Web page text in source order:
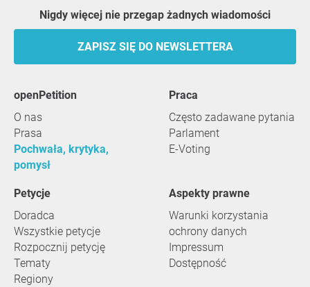
Nigdy więcej nie przegap żadnych wiadomości
ZAPISZ SIĘ DO NEWSLETTERA
openPetition
O nas
Prasa
Pochwała, krytyka,
pomysł
praca
Często zadawane pytania
Parlament
E-Voting
Petycje
Doradca
Wszystkie petycje
Rozpocznij petycję
Tematy
Regiony
Aspekty prawne
Warunki korzystania
ochrony danych
Impressum
Dostępność